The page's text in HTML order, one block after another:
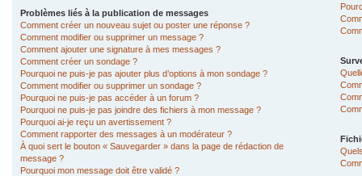
Problèmes liés à la publication de messages
Comment créer un nouveau sujet ou poster une réponse ?
Comment modifier ou supprimer un message ?
Comment ajouter une signature à mes messages ?
Comment créer un sondage ?
Pourquoi ne puis-je pas ajouter plus d’options à mon sondage ?
Comment modifier ou supprimer un sondage ?
Pourquoi ne puis-je pas accéder à un forum ?
Pourquoi ne puis-je pas joindre des fichiers à mon message ?
Pourquoi ai-je reçu un avertissement ?
Comment rapporter des messages à un modérateur ?
À quoi sert le bouton « Sauvegarder » dans la page de rédaction de
message ?
Pourquoi mon message doit être validé ?